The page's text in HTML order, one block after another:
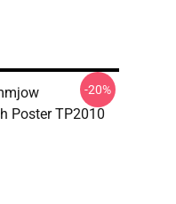
Poster TP2010
-20%